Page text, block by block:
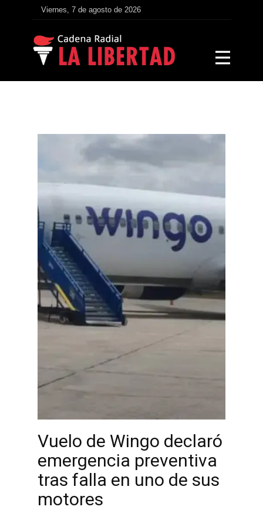
Viernes, 7 de agosto de 2026
Vuelo de Wingo declaró
emergencia preventiva
tras falla en uno de sus
motores